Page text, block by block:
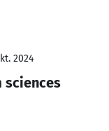
2024
sciences